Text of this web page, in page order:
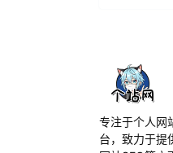
专注于个人网
台，致力于提